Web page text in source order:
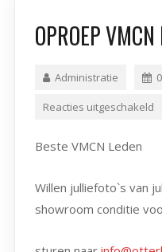
OPROEP VMCN
Administratie
Reacties uitgeschakeld
Beste VMCN Leden
Willen julliefoto`s van
showroom conditie